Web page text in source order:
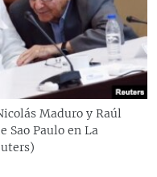
CUBA
Maduro y Raúl
Sao Paulo en La